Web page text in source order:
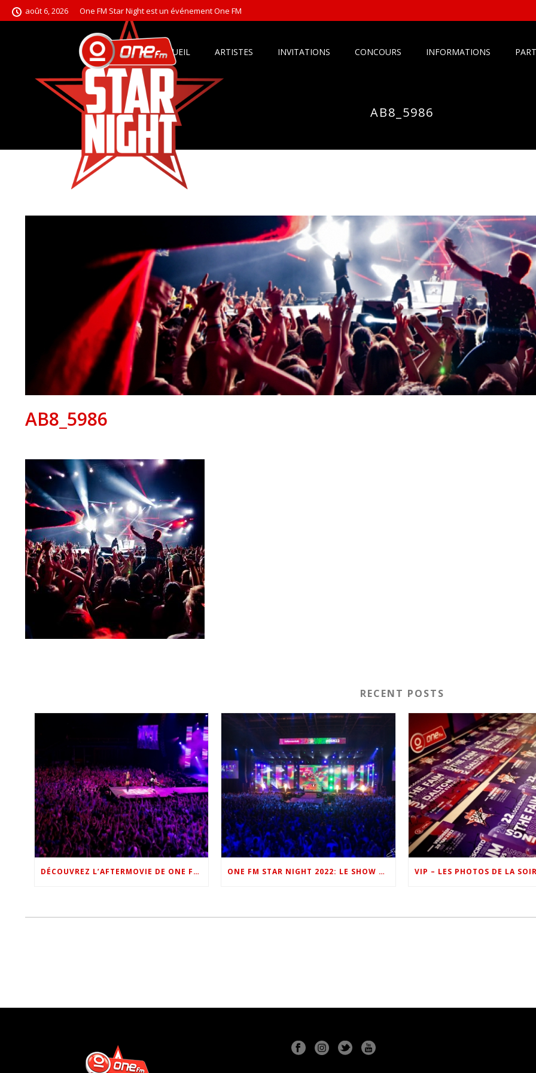
août 6, 2026 One FM Star Night est un événement One FM
ACCUEIL ARTISTES INVITATIONS CONCOURS INFORMATIONS
AB8_5986
AB8_5986
RECENT POSTS
DÉCOUVREZ L’AFTERMOVIE DE ONE FM STAR NIGHT 2022 ! ONE FM STAR NIGHT 2022: LE SHOW EN IMAGES